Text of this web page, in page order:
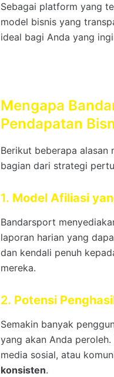
Sebagai platform yang
model bisnis yang
ideal bagi Anda yang
Mengapa
Pendapatan
Berikut beberapa
bagian dari strategi
1. Model Afiliasi
Bandarsport
laporan harian yang
dan kendali penuh
mereka.
2. Potensi
Semakin banyak
yang akan Anda
media sosial, atau
konsisten.